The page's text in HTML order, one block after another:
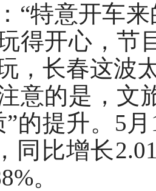
“特意开车
得开心，节
，长春这波
的是，文旅
”的提升。5
同比增长
。